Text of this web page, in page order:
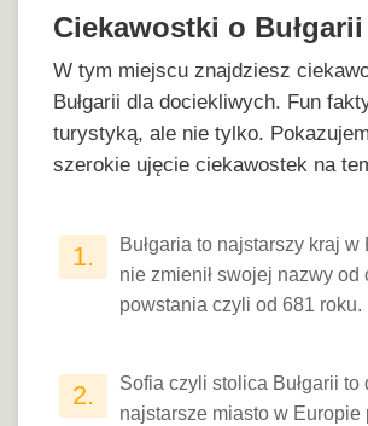
Ciekawostki o Bułgarii
W tym miejscu znajdziesz
Bułgarii dla dociekliwych. Fun
turystyką, ale nie tylko.
szerokie ujęcie ciekawostek na
1.
Bułgaria to najstarszy kraj w
nie zmienił swojej nazwy od
powstania czyli od 681 roku.
2.
Sofia czyli stolica Bułgarii to
najstarsze miasto w Europie